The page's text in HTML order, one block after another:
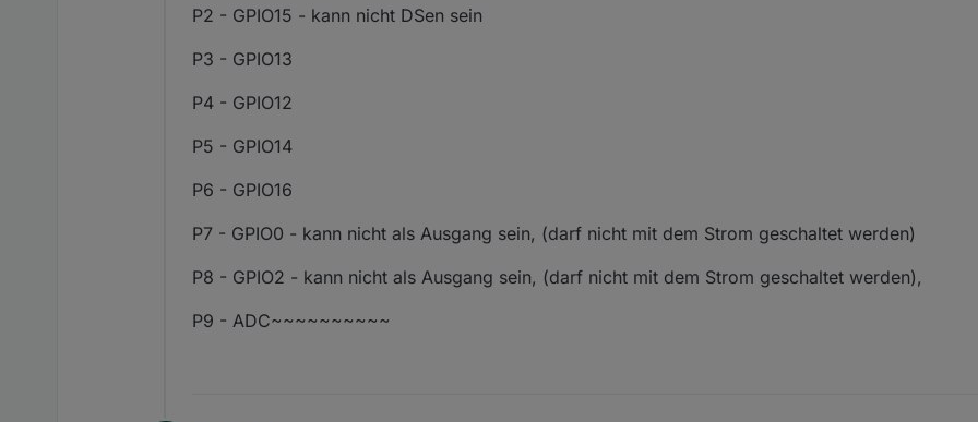
P2 - GPIO15 - kann nicht DSen sein
P3 - GPIO13
P4 - GPIO12
P5 - GPIO14
P6 - GPIO16
P7 - GPIO0 - kann nicht als Ausgang sein, (darf nicht mit dem Strom geschaltet werden)
P8 - GPIO2 - kann nicht als Ausgang sein, (darf nicht mit dem Strom geschaltet werden),
P9 - ADC~~~~~~~~~~